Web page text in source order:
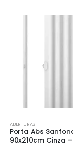
ABERTURAS
Porta Abs
90x210cm Cinza